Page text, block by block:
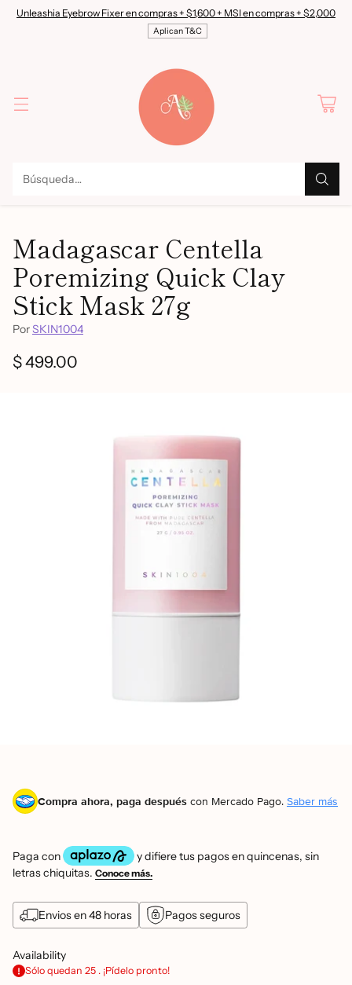
Unleashia Eyebrow Fixer en compras + $1,600 + MSI en compras + $2,000
Aplican T&C
Búsqueda…
Madagascar Centella
Poremizing Quick Clay
Stick Mask 27g
PorSKIN1004
Precio
$ 499.00
Compra ahora, paga después con Mercado Pago. Saber más
Envios en 48 horas Pagos seguros
Availability
Sólo quedan 25 . ¡Pídelo pronto!